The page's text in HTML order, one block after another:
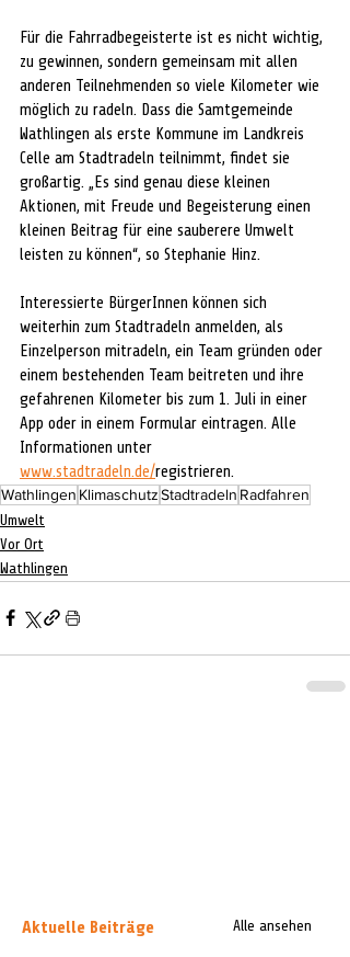
Für die Fahrradbegeisterte ist es nicht wichtig,
zu gewinnen, sondern gemeinsam mit allen
anderen Teilnehmenden so viele Kilometer wie
möglich zu radeln. Dass die Samtgemeinde
Wathlingen als erste Kommune im Landkreis
Celle am Stadtradeln teilnimmt, findet sie
großartig. „Es sind genau diese kleinen
Aktionen, mit Freude und Begeisterung einen
kleinen Beitrag für eine sauberere Umwelt
leisten zu können“, so Stephanie Hinz.
Interessierte BürgerInnen können sich
weiterhin zum Stadtradeln anmelden, als
Einzelperson mitradeln, ein Team gründen oder
einem bestehenden Team beitreten und ihre
gefahrenen Kilometer bis zum 1. Juli in einer
App oder in einem Formular eintragen. Alle
Informationen unter
www.stadtradeln.de/registrieren.
Wathlingen KlimaschutzStadtradeln Radfahren
Umwelt
Vor Ort
Wathlingen
Aktuelle Beiträge Alle ansehen